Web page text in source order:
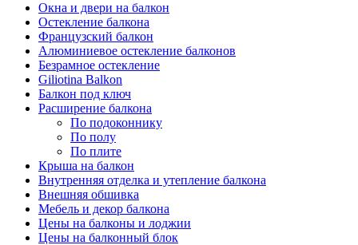
Окна и двери на балкон
Остекление балкона
Французский балкон
Алюминиевое остекление балконов
Безрамное остекление
Giliotina Balkon
Балкон под ключ
Расширение балкона
По подоконнику
По полу
По плите
Крыша на балкон
Внутренняя отделка и утепление балкона
Внешняя обшивка
Мебель и декор балкона
Цены на балконы и лоджии
Цены на балконный блок